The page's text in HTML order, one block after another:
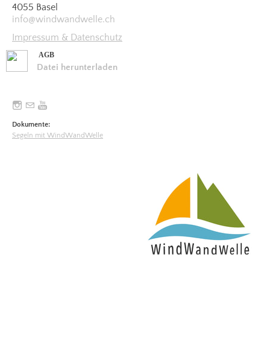
4055 Basel
​info@windwandwelle.ch
Impressum & Datenschutz
AGB
Datei herunterladen
Dokumente:
Segeln mit WindWandWelle